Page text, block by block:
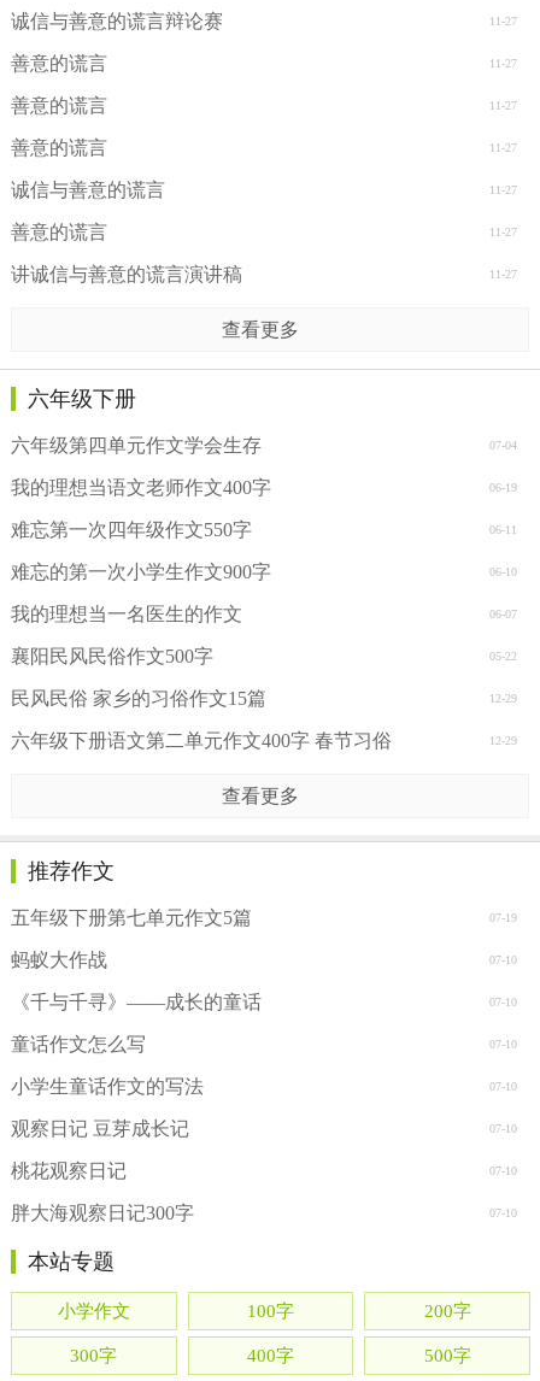
11-27
诚信与善意的谎言辩论赛
11-27
善意的谎言
11-27
善意的谎言
11-27
善意的谎言
11-27
诚信与善意的谎言
11-27
善意的谎言
11-27
讲诚信与善意的谎言演讲稿
查看更多
六年级下册
07-04
六年级第四单元作文学会生存
06-19
我的理想当语文老师作文400字
06-11
难忘第一次四年级作文550字
06-10
难忘的第一次小学生作文900字
06-07
我的理想当一名医生的作文
05-22
襄阳民风民俗作文500字
12-29
民风民俗 家乡的习俗作文15篇
12-29
六年级下册语文第二单元作文400字 春节习俗
查看更多
推荐作文
07-19
五年级下册第七单元作文5篇
07-10
蚂蚁大作战
07-10
《千与千寻》——成长的童话
07-10
童话作文怎么写
07-10
小学生童话作文的写法
07-10
观察日记 豆芽成长记
07-10
桃花观察日记
07-10
胖大海观察日记300字
本站专题
小学作文 100字 200字
300字 400字 500字